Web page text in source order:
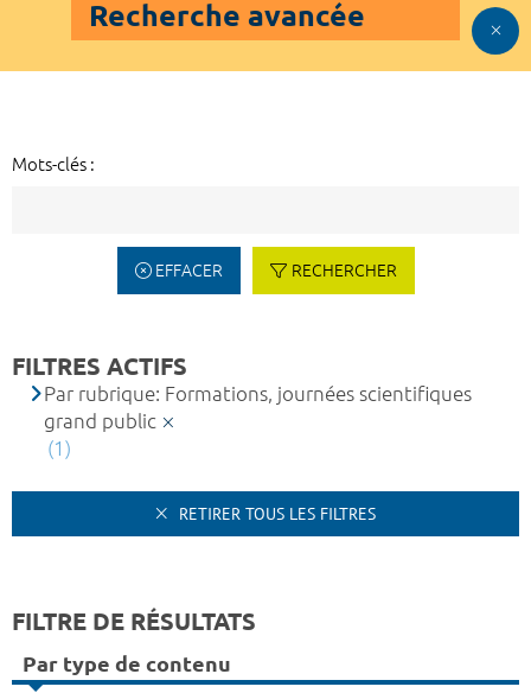
Recherche avancée
Mots-clés :
EFFACER RECHERCHER
FILTRES ACTIFS
Par rubrique: Formations, journées scientifiques
grand public
(1)
RETIRER TOUS LES FILTRES
FILTRE DE RÉSULTATS
Par type de contenu